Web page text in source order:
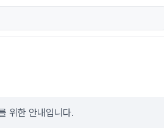
위한 안내입니다.